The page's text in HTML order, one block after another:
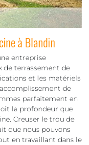
à Blandin
entreprise
de terrassement de
et les matériels
de
parfaitement en
la profondeur que
Creuser le trou de
que nous pouvons
en travaillant dans le